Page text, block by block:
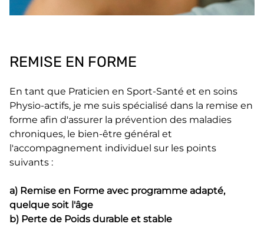
REMISE EN FORME
En tant que Praticien en Sport-Santé et en soins
Physio-actifs, je me suis spécialisé dans la remise en
forme afin d'assurer la prévention des maladies
chroniques, le bien-être général et
l'accompagnement individuel sur les points
suivants :
a) Remise en Forme avec programme adapté,
quelque soit l'âge
b) Perte de Poids durable et stable